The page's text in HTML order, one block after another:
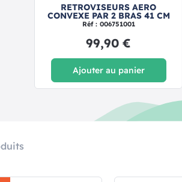
RETROVISEURS AERO
CONVEXE PAR 2 BRAS 41 CM
Réf : 006751001
99,90 €
Ajouter au panier